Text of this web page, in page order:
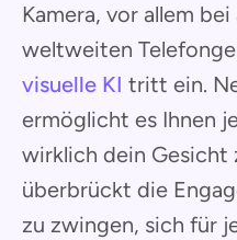
Kamera, vor allem
weltweiten
visuelle KI tritt ein.
ermöglicht es Ihnen
wirklich dein
überbrückt die
zu zwingen, sich für